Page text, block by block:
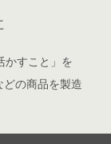
かすこと」を
どの商品を製造